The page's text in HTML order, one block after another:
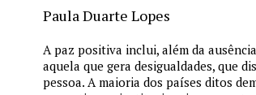
Paula Duarte Lopes
A paz positiva inclui, além da
aquela que gera desigualdades, que
pessoa. A maioria dos países ditos